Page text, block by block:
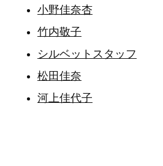
小野佳奈杏
竹内敬子
シルベットスタッフ
松田佳奈
河上佳代子